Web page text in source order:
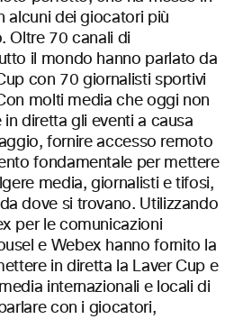
alcuni dei giocatori più
Oltre 70 canali di
il mondo hanno parlato da
con 70 giornalisti sportivi
molti media che oggi non
diretta gli eventi a causa
fornire accesso remoto
fondamentale per mettere
media, giornalisti e tifosi,
dove si trovano. Utilizzando
per le comunicazioni
e Webex hanno fornito la
in diretta la Laver Cup e
internazionali e locali di
con i giocatori,